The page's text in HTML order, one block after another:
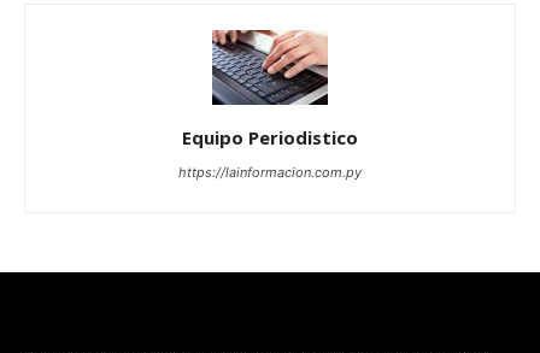
Equipo Periodistico
https://lainformacion.com.py